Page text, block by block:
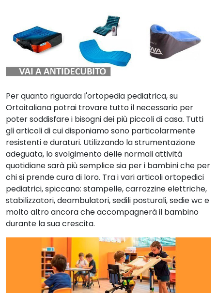
Per quanto riguarda l'ortopedia pediatrica, su
Ortoitaliana potrai trovare tutto il necessario per
poter soddisfare i bisogni dei più piccoli di casa. Tutti
gli articoli di cui disponiamo sono particolarmente
resistenti e duraturi. Utilizzando la strumentazione
adeguata, lo svolgimento delle normali attività
quotidiane sarà più semplice sia per i bambini che per
chi si prende cura di loro. Tra i vari articoli ortopedici
pediatrici, spiccano: stampelle, carrozzine elettriche,
stabilizzatori, deambulatori, sedili posturali, sedie wc e
molto altro ancora che accompagnerà il bambino
durante la sua crescita.